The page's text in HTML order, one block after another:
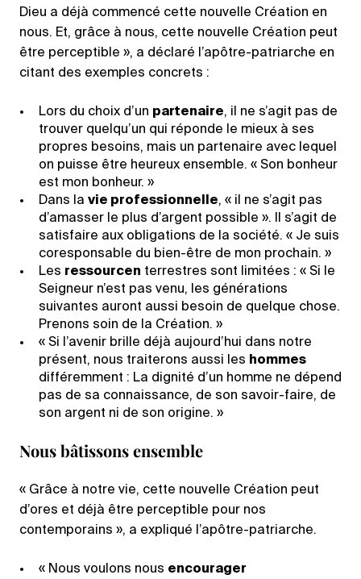
Dieu a déjà commencé cette nouvelle Création en
nous. Et, grâce à nous, cette nouvelle Création peut
être perceptible », a déclaré l’apôtre-patriarche en
citant des exemples concrets :
Lors du choix d’un partenaire, il ne s’agit pas de
trouver quelqu’un qui réponde le mieux à ses
propres besoins, mais un partenaire avec lequel
on puisse être heureux ensemble. « Son bonheur
est mon bonheur. »
Dans la vie professionnelle, « il ne s’agit pas
d’amasser le plus d’argent possible ». Il s’agit de
satisfaire aux obligations de la société. « Je suis
coresponsable du bien-être de mon prochain. »
Les ressourcen terrestres sont limitées : « Si le
Seigneur n’est pas venu, les générations
suivantes auront aussi besoin de quelque chose.
Prenons soin de la Création. »
« Si l’avenir brille déjà aujourd’hui dans notre
présent, nous traiterons aussi les hommes
différemment : La dignité d’un homme ne dépend
pas de sa connaissance, de son savoir-faire, de
son argent ni de son origine. »
Nous bâtissons ensemble
« Grâce à notre vie, cette nouvelle Création peut
d’ores et déjà être perceptible pour nos
contemporains », a expliqué l’apôtre-patriarche.
« Nous voulons nous encourager